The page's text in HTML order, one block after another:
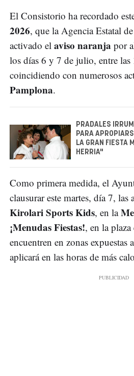
El Consistorio ha recordado
2026, que la Agencia Estatal
activado el aviso naranja por
los días 6 y 7 de julio, entre las
coincidiendo con numerosos
Pamplona.
PRADALES
PARA
LA GRAN FIESTA
HERRIA"
Como primera medida, el
clausurar este martes, día 7, las
Kirolari Sports Kids, en la
¡Menudas Fiestas!, en la
encuentren en zonas expuestas
aplicará en las horas de más